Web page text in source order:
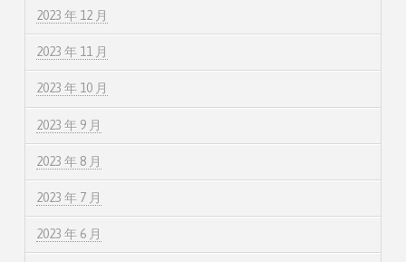
2023 年 12 月
2023 年 11 月
2023 年 10 月
2023 年 9 月
2023 年 8 月
2023 年 7 月
2023 年 6 月